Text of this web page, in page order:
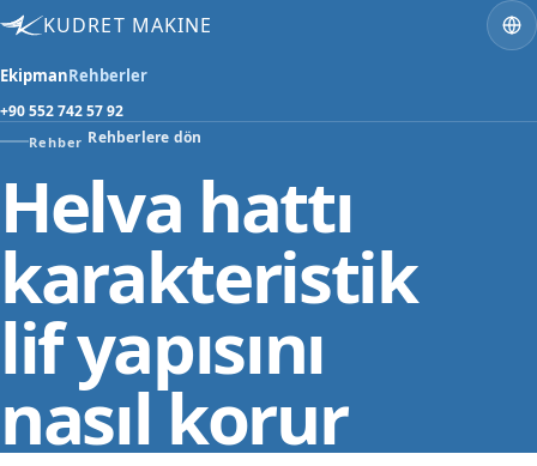
KUDRET MAKINE
EkipmanRehberler
+90 552 742 57 92
Rehber Rehberlere dön
Helva hattı
karakteristik
lif yapısını
nasıl korur